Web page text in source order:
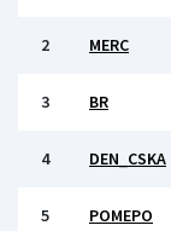
2 MERC
3 BR
4 DEN_CSKA
5 РОМЕРО